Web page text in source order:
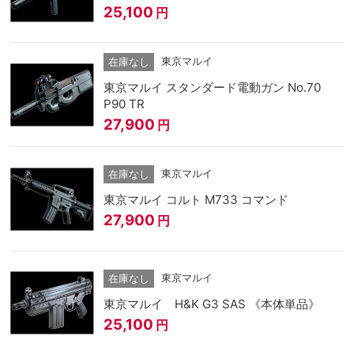
25,100 円
在庫なし 東京マルイ
東京マルイ スタンダード電動ガン No.70
P90 TR
27,900 円
在庫なし 東京マルイ
東京マルイ コルト M733 コマンド
27,900 円
在庫なし 東京マルイ
東京マルイ H&K G3 SAS 《本体単品》
25,100 円